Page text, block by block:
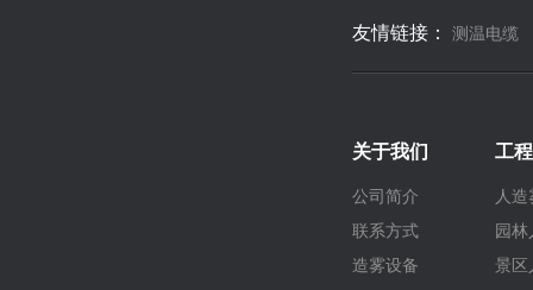
友情链接： 测温电缆
关于我们
公司简介
联系方式
造雾设备
工
人造
园林
景区